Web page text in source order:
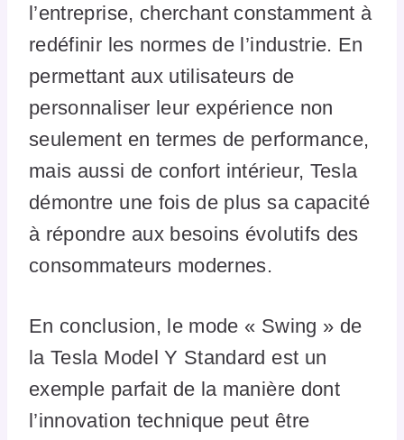
l’entreprise, cherchant constamment à
redéfinir les normes de l’industrie. En
permettant aux utilisateurs de
personnaliser leur expérience non
seulement en termes de performance,
mais aussi de confort intérieur, Tesla
démontre une fois de plus sa capacité
à répondre aux besoins évolutifs des
consommateurs modernes.
En conclusion, le mode « Swing » de
la Tesla Model Y Standard est un
exemple parfait de la manière dont
l’innovation technique peut être